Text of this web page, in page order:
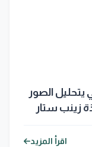
يتحليل الصور
زينب ستار
اقرأ المزيد